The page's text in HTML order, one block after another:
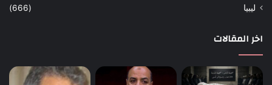
ليبيا
(666)
اخر المقالات